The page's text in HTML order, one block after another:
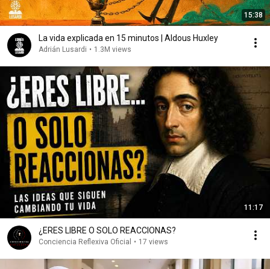
15:38
La vida explicada en 15 minutos | Aldous Huxley
Adrián Lusardi • 1.3M views
11:17
¿ERES LIBRE O SOLO REACCIONAS?
Conciencia Reflexiva Oficial • 17 views